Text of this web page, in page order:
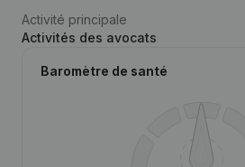
Activité principale
Activités des avocats
Baromètre de santé